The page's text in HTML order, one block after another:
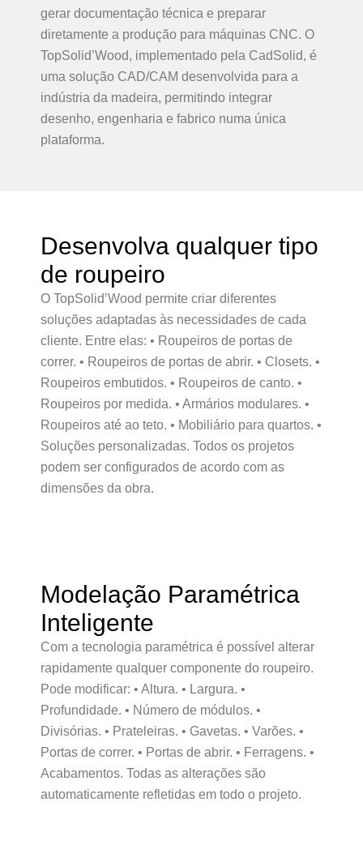
gerar documentação técnica e preparar
diretamente a produção para máquinas CNC. O
TopSolid’Wood, implementado pela CadSolid, é
uma solução CAD/CAM desenvolvida para a
indústria da madeira, permitindo integrar
desenho, engenharia e fabrico numa única
plataforma.
Desenvolva qualquer tipo
de roupeiro
O TopSolid’Wood permite criar diferentes
soluções adaptadas às necessidades de cada
cliente. Entre elas: • Roupeiros de portas de
correr. • Roupeiros de portas de abrir. • Closets. •
Roupeiros embutidos. • Roupeiros de canto. •
Roupeiros por medida. • Armários modulares. •
Roupeiros até ao teto. • Mobiliário para quartos. •
Soluções personalizadas. Todos os projetos
podem ser configurados de acordo com as
dimensões da obra.
Modelação Paramétrica
Inteligente
Com a tecnologia paramétrica é possível alterar
rapidamente qualquer componente do roupeiro.
Pode modificar: • Altura. • Largura. •
Profundidade. • Número de módulos. •
Divisórias. • Prateleiras. • Gavetas. • Varões. •
Portas de correr. • Portas de abrir. • Ferragens. •
Acabamentos. Todas as alterações são
automaticamente refletidas em todo o projeto.